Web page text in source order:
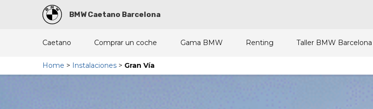
BMW Caetano Barcelona
Caetano Comprar un coche Gama BMW Renting Taller BMW Barcelona
Home > Instalaciones > Gran Vía